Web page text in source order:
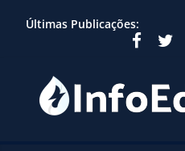
Últimas Publicações: